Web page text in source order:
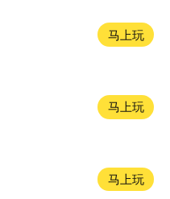
马上玩
马上玩
马上玩